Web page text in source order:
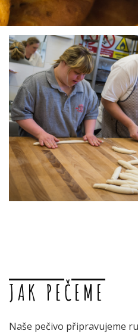
JAK PEČEME
Naše pečivo připravujeme